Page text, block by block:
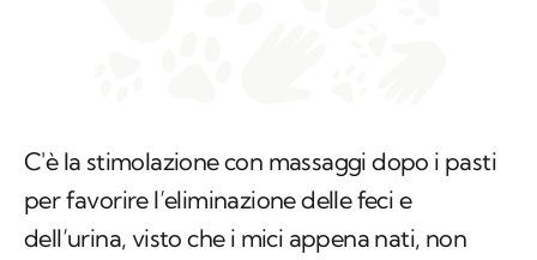
C'è la stimolazione con massaggi dopo i pasti
per favorire l’eliminazione delle feci e
dell’urina, visto che i mici appena nati, non